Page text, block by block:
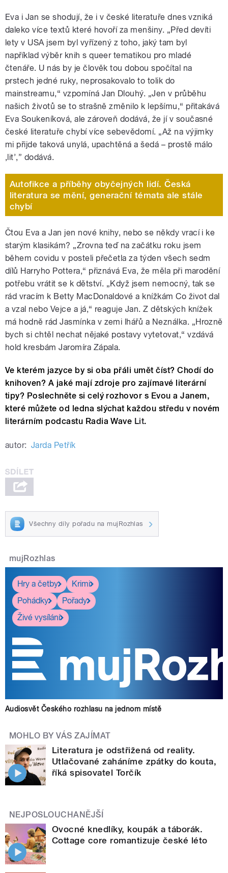
Eva i Jan se shodují, že i v české literatuře dnes vzniká
daleko více textů které hovoří za menšiny. „Před devíti
lety v USA jsem byl vyřízený z toho, jaký tam byl
například výběr knih s queer tematikou pro mladé
čtenáře. U nás by je člověk tou dobou spočítal na
prstech jedné ruky, neprosakovalo to tolik do
mainstreamu,“ vzpomíná Jan Dlouhý. „Jen v průběhu
našich životů se to strašně změnilo k lepšímu,“ přitakává
Eva Soukeníková, ale zároveň dodává, že jí v současné
české literatuře chybí více sebevědomí. „Až na výjimky
mi přijde taková unylá, upachtěná a šedá – prostě málo
‚lit’,” dodává.
Autofikce a příběhy obyčejných lidí. Česká
literatura se mění, generační témata ale stále
chybí
Čtou Eva a Jan jen nové knihy, nebo se někdy vrací i ke
starým klasikám? „Zrovna teď na začátku roku jsem
během covidu v posteli přečetla za týden všech sedm
dílů Harryho Pottera,“ přiznává Eva, že měla při marodění
potřebu vrátit se k dětství. „Když jsem nemocný, tak se
rád vracím k Betty MacDonaldové a knížkám Co život dal
a vzal nebo Vejce a já,“ reaguje Jan. Z dětských knížek
má hodně rád Jasmínka v zemi lhářů a Neználka. „Hrozně
bych si chtěl nechat nějaké postavy vytetovat,“ vzdává
hold kresbám Jaromíra Zápala.
Ve kterém jazyce by si oba přáli umět číst? Chodí do
knihoven? A jaké mají zdroje pro zajímavé literární
tipy? Poslechněte si celý rozhovor s Evou a Janem,
které můžete od ledna slýchat každou středu v novém
literárním podcastu Radia Wave Lit.
autor: Jarda Petřík
Všechny díly pořadu na mujRozhlas
mujRozhlas
Hry a četby
Krimi
Pohádky
Pořady
Živé vysílání
Audiosvět Českého rozhlasu na jednom místě
MOHLO BY VÁS ZAJÍMAT
Literatura je odstřižená od reality.
Utlačované zaháníme zpátky do kouta,
říká spisovatel Torčík
NEJPOSLOUCHANĚJŠÍ
Ovocné knedlíky, koupák a táborák.
Cottage core romantizuje české léto